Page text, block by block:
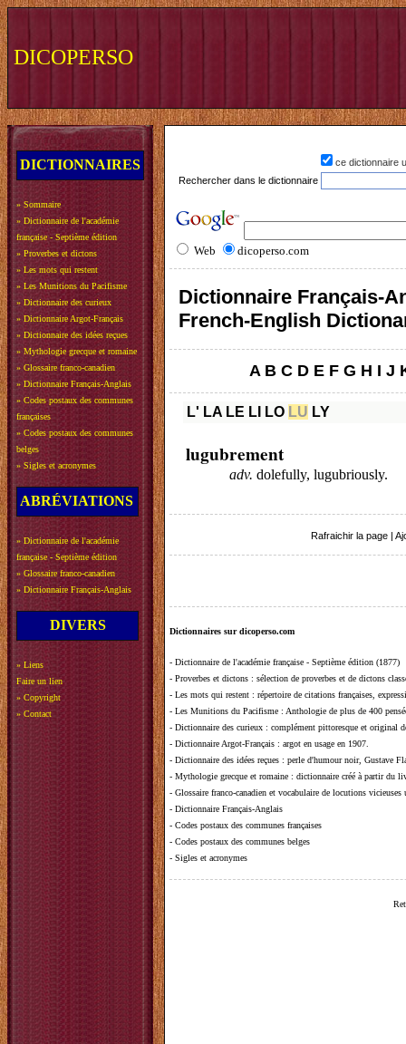
DICOPERSO
DICTIONNAIRES
» Sommaire
» Dictionnaire de l'académie
française - Septième édition
» Proverbes et dictons
» Les mots qui restent
» Les Munitions du Pacifisme
» Dictionnaire des curieux
» Dictionnaire Argot-Français
» Dictionnaire des idées reçues
» Mythologie grecque et romaine
» Glossaire franco-canadien
» Dictionnaire Français-Anglais
» Codes postaux des communes
françaises
» Codes postaux des communes
belges
» Sigles et acronymes
ABRÉVIATIONS
» Dictionnaire de l'académie
française - Septième édition
» Glossaire franco-canadien
» Dictionnaire Français-Anglais
DIVERS
» Liens
Faire un lien
» Copyright
» Contact
ce dictionnaire
Rechercher dans le dictionnaire
Web dicoperso.com
Dictionnaire Français-
French-English
A B C D E F G H I J
L' LA LE LI LO LU LY
lugubrement
adv. dolefully, lugubriously.
Rafraichir la page
Dictionnaires sur dicoperso.com
- Dictionnaire de l'académie française - Septième édition (1877)
- Proverbes et dictons : sélection de proverbes et de dictons
- Les mots qui restent : répertoire de citations françaises,
- Les Munitions du Pacifisme : Anthologie de plus de 400
- Dictionnaire des curieux : complément pittoresque et original
- Dictionnaire Argot-Français : argot en usage en 1907.
- Dictionnaire des idées reçues : perle d'humour noir, Gustave
- Mythologie grecque et romaine : dictionnaire créé à partir du
- Glossaire franco-canadien et vocabulaire de locutions vicieuses
- Dictionnaire Français-Anglais
- Codes postaux des communes françaises
- Codes postaux des communes belges
- Sigles et acronymes